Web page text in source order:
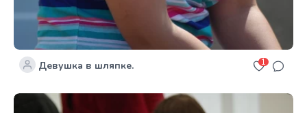
Девушка в шляпке. 1